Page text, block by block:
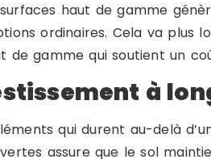
haut de gamme
ordinaires. Cela va plus
gamme qui soutient un
à
qui durent au-delà
assure que le sol